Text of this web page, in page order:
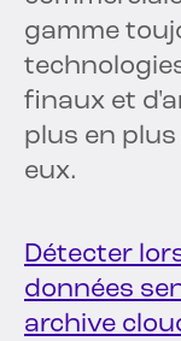
gamme
finaux et
plus en
eux.
Détecter
données
archive